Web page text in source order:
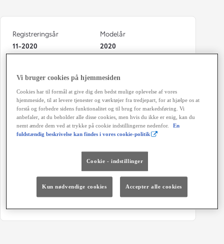
Registreringsår
11-2020
Modelår
2020
102.000 km
Benzin
Karosseri
Hatchback 5-dørs
Hestekræfter
72 HK
Co2 (blandet kørsel)
86 g/km
Geartype
Manuel gearkasse
Farve
1E0 Electro Gray
Energiklasse
Grøn ejerafgift (årligt)
1.280 kr.
Vi bruger cookies på hjemmesiden
Cookies har til formål at give dig den bedst mulige oplevelse af vores
hjemmeside, til at levere tjenester og værktøjer fra tredjepart, for at hjælpe os at
forstå og forbedre sidens funktionalitet og til brug for markedsføring. Vi
anbefaler, at du beholder alle disse cookies, men hvis du ikke er enig, kan du
nemt ændre dem ved at trykke på cookie indstillingerne nedenfor.
En
fuldstændig beskrivelse kan findes i vores cookie-politik
Cookie - indstillinger
Kun nødvendige cookies Accepter alle cookies